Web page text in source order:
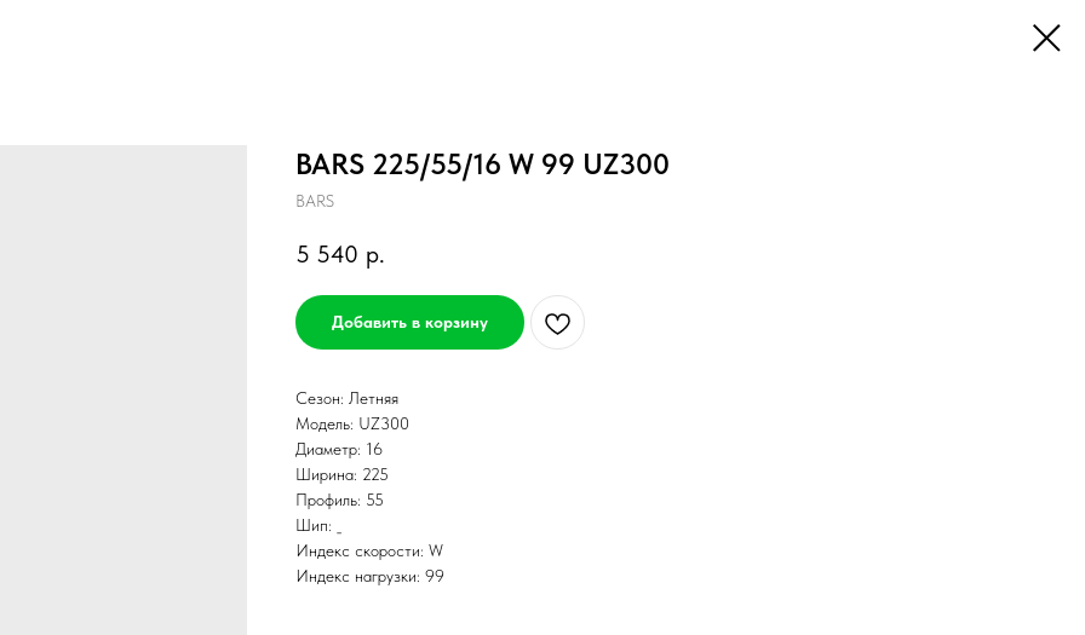
BARS 225/55/16 W 99 UZ300
BARS
5 540 р.
Добавить в корзину
Сезон: Летняя
Модель: UZ300
Диаметр: 16
Ширина: 225
Профиль: 55
Шип: _
Индекс скорости: W
Индекс нагрузки: 99